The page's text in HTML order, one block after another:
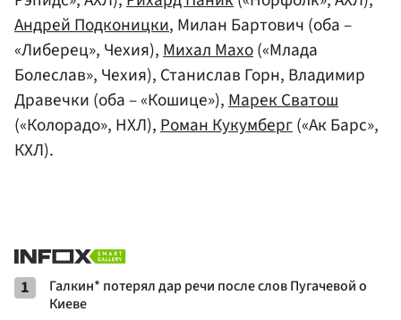
Андрей Подконицки, Милан Бартович (оба –
«Либерец», Чехия),Михал Махо(«Млада
Болеслав», Чехия), Станислав Горн, Владимир
Дравечки (оба – «Кошице»),Марек Сватош
(«Колорадо», НХЛ),Роман Кукумберг(«Ак Барс»,
КХЛ).
1
Галкин* потерял дар речи после слов Пугачевой о
Киеве